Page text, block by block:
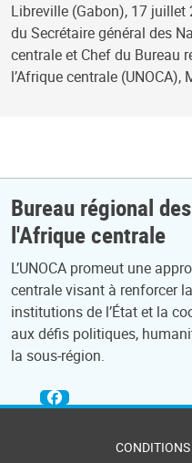
Libreville (Gabon), 17
du Secrétaire général des
centrale et Chef du Bureau
l’Afrique centrale
Bureau régional
l'Afrique centrale
L’UNOCA promeut une
centrale visant à renforcer
institutions de l’État et la
aux défis politiques,
la sous-région.